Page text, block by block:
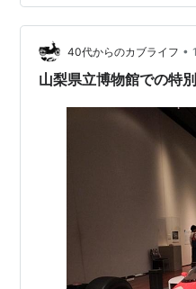
左リアサスペンションア
ソーバー ドライブシャフ
の取り付けはネジとネジ穴
が入って行かなかったり
40代からのカブライフ •
山梨県立博物館での特